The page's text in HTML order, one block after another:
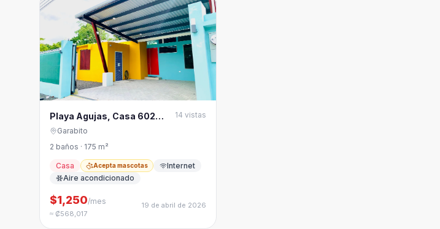
Playa Agujas, Casa 602
p/largo plazo, a 150m del
14 vistas
Garabito
2 baños · 175 m²
Casa Acepta mascotas
Internet
Aire acondicionado
$1,250/mes
≈ ₡568,017
19 de abril de 2026